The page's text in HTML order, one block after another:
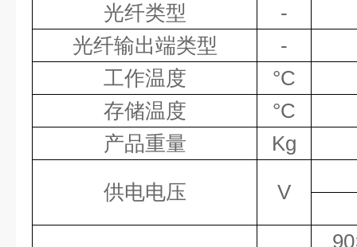
光纤类型
-
光纤输出端类型
-
工作温度
°C
存储温度
°C
产品重量
Kg
供电电压 V
90